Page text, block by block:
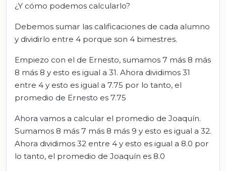
¿Y cómo podemos calcularlo?
Debemos sumar las calificaciones de cada alumno
y dividirlo entre 4 porque son 4 bimestres.
Empiezo con el de Ernesto, sumamos 7 más 8 más
8 más 8 y esto es igual a 31. Ahora dividimos 31
entre 4 y esto es igual a 7.75 por lo tanto, el
promedio de Ernesto es 7.75
Ahora vamos a calcular el promedio de Joaquín.
Sumamos 8 más 7 más 8 más 9 y esto es igual a 32.
Ahora dividimos 32 entre 4 y esto es igual a 8.0 por
lo tanto, el promedio de Joaquín es 8.0